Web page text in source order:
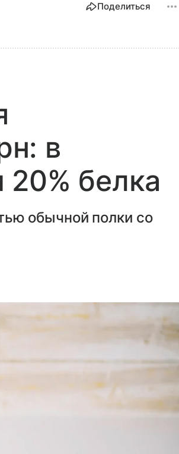
Поделиться
в
20% белка
обычной полки со